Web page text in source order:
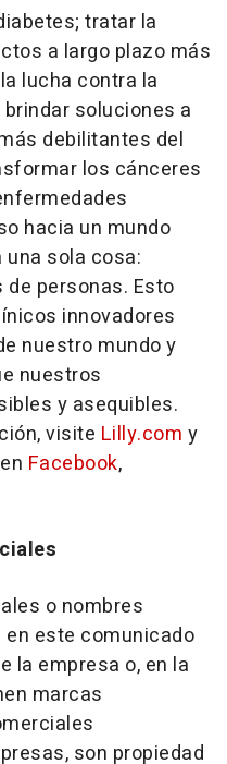
tratar la
a largo plazo más
lucha contra la
soluciones a
debilitantes del
los cánceres
hacia un mundo
sola cosa:
personas. Esto
innovadores
nuestro mundo y
nuestros
y asequibles.
visite Lilly.com y
Facebook,
o nombres
este comunicado
la empresa o, en la
marcas
son propiedad